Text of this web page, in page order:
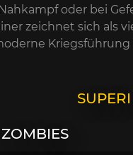
oder bei
zeichnet sich als
Kriegsführung
ZOMBIES